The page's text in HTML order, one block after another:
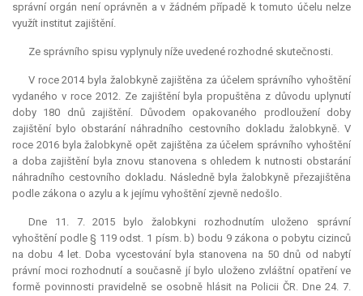
správní orgán není oprávněn a v žádném případě k tomuto účelu nelze
využít institut zajištění.
Ze správního spisu vyplynuly níže uvedené rozhodné skutečnosti.
V roce 2014 byla žalobkyně zajištěna za účelem správního vyhoštění
vydaného v roce 2012. Ze zajištění byla propuštěna z důvodu uplynutí
doby 180 dnů zajištění. Důvodem opakovaného prodloužení doby
zajištění bylo obstarání náhradního cestovního dokladu žalobkyně. V
roce 2016 byla žalobkyně opět zajištěna za účelem správního vyhoštění
a doba zajištění byla znovu stanovena s ohledem k nutnosti obstarání
náhradního cestovního dokladu. Následně byla žalobkyně přezajištěna
podle zákona o azylu a k jejímu vyhoštění zjevně nedošlo.
Dne 11. 7. 2015 bylo žalobkyni rozhodnutím uloženo správní
vyhoštění podle § 119 odst. 1 písm. b) bodu 9 zákona o pobytu cizinců
na dobu 4 let. Doba vycestování byla stanovena na 50 dnů od nabytí
právní moci rozhodnutí a současně jí bylo uloženo zvláštní opatření ve
formě povinnosti pravidelně se osobně hlásit na Policii ČR. Dne 24. 7.